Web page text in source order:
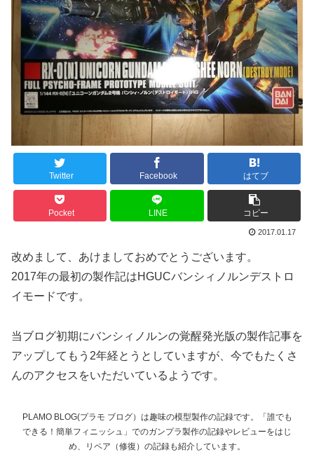
Twitter Facebook はてブ
Pocket LINE コピー
2017.01.17
改めまして、あけましておめでとうございます。
2017年の最初の製作記はHGUCバンシィノルンデストロ
イモードです。
当ブログ初期にバンシィノルンの覚醒発光版の製作記事を
アップしてもう2年経とうとしていますが、今でもたくさ
んのアクセスをいただいているようです。